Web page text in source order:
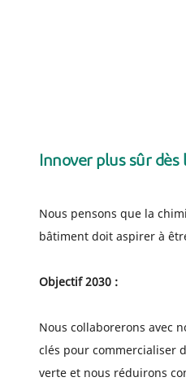
Innover plus sûr
Nous pensons que la
bâtiment doit aspirer à
Objectif 2030 :
Nous collaborerons avec
clés pour commercialiser
verte et nous réduirons